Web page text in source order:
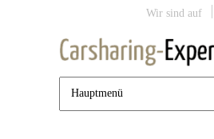
Jump to
Wir sind auf